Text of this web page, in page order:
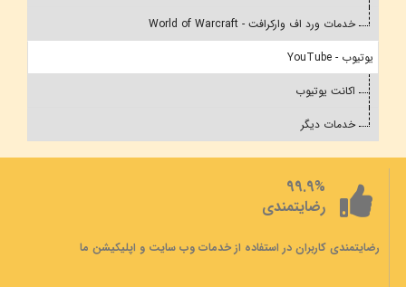
خدمات ورد اف وارکرافت - World of Warcraft
یوتیوب - YouTube
اکانت یوتیوب
خدمات دیگر
99.9%
رضایتمندی
رضایتمندی کاربران در استفاده از خدمات وب سایت و اپلیکیشن ما